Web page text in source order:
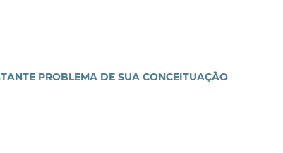
PROBLEMA DE SUA CONCEITUAÇÃO